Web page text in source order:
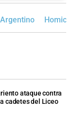
ataque contra
cadetes del Liceo